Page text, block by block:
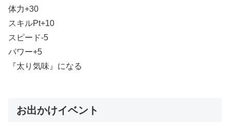
体力+30
スキルPt+10
スピード-5
パワー+5
『太り気味』になる
お出かけイベント